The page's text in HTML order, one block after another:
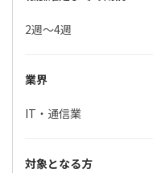
2週〜4週
業界
IT・通信業
対象となる方